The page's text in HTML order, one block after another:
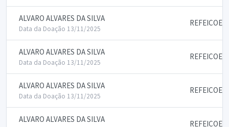
ALVARO ALVARES DA SILVA
Data da Doação 13/11/2025
REFEICOES
ALVARO ALVARES DA SILVA
Data da Doação 13/11/2025
REFEICOES
ALVARO ALVARES DA SILVA
Data da Doação 13/11/2025
REFEICOES
ALVARO ALVARES DA SILVA REFEICOES